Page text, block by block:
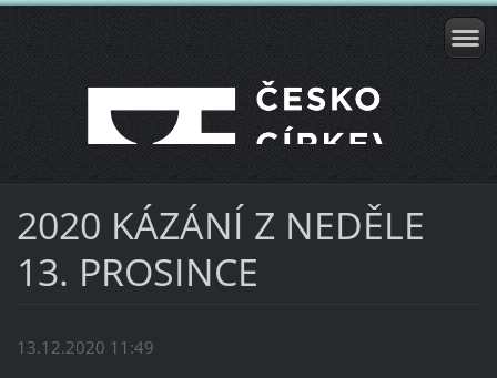
2020 KÁZÁNÍ Z NEDĚLE
13. PROSINCE
13.12.2020 11:49